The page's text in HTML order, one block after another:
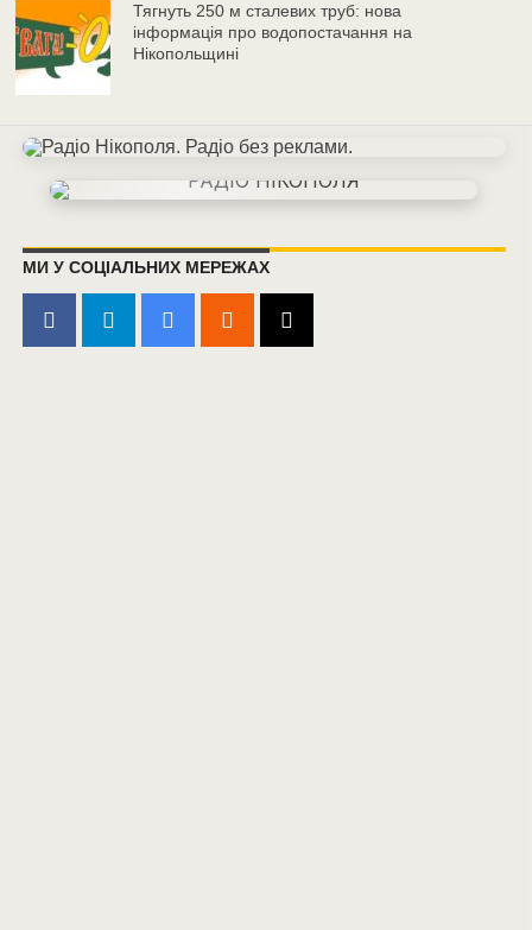
Тягнуть 250 м сталевих труб: нова
інформація про водопостачання на
Нікопольщині
МИ У СОЦІАЛЬНИХ МЕРЕЖАХ